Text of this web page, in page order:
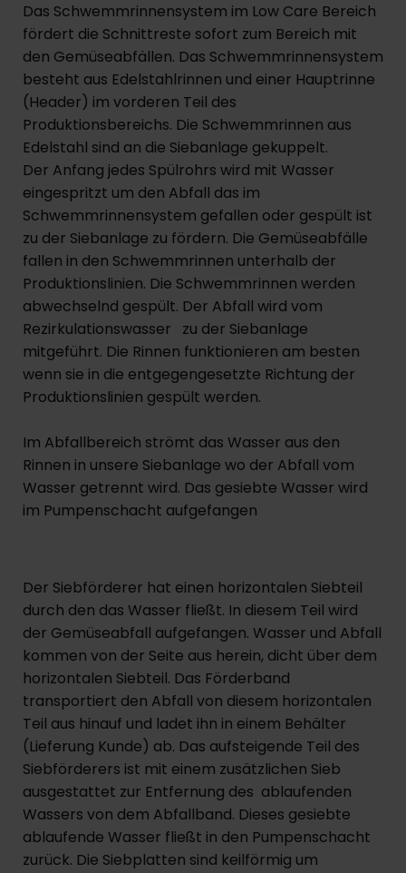
Das Schwemmrinnensystem im Low Care Bereich
fördert die Schnittreste sofort zum Bereich mit
den Gemüseabfällen. Das Schwemmrinnensystem
besteht aus Edelstahlrinnen und einer Hauptrinne
(Header) im vorderen Teil des
Produktionsbereichs. Die Schwemmrinnen aus
Edelstahl sind an die Siebanlage gekuppelt.
Der Anfang jedes Spülrohrs wird mit Wasser
eingespritzt um den Abfall das im
Schwemmrinnensystem gefallen oder gespült ist
zu der Siebanlage zu fördern. Die Gemüseabfälle
fallen in den Schwemmrinnen unterhalb der
Produktionslinien. Die Schwemmrinnen werden
abwechselnd gespült. Der Abfall wird vom
Rezirkulationswasser zu der Siebanlage
mitgeführt. Die Rinnen funktionieren am besten
wenn sie in die entgegengesetzte Richtung der
Produktionslinien gespült werden.
Im Abfallbereich strömt das Wasser aus den
Rinnen in unsere Siebanlage wo der Abfall vom
Wasser getrennt wird. Das gesiebte Wasser wird
im Pumpenschacht aufgefangen
Der Siebförderer hat einen horizontalen Siebteil
durch den das Wasser fließt. In diesem Teil wird
der Gemüseabfall aufgefangen. Wasser und Abfall
kommen von der Seite aus herein, dicht über dem
horizontalen Siebteil. Das Förderband
transportiert den Abfall von diesem horizontalen
Teil aus hinauf und ladet ihn in einem Behälter
(Lieferung Kunde) ab. Das aufsteigende Teil des
Siebförderers ist mit einem zusätzlichen Sieb
ausgestattet zur Entfernung des ablaufenden
Wassers von dem Abfallband. Dieses gesiebte
ablaufende Wasser fließt in den Pumpenschacht
zurück. Die Siebplatten sind keilförmig um